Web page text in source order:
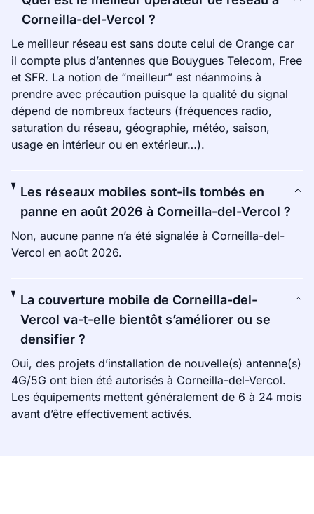
Corneilla-del-Vercol ?
Le meilleur réseau est sans doute celui de Orange car
il compte plus d’antennes que Bouygues Telecom, Free
et SFR. La notion de “meilleur” est néanmoins à
prendre avec précaution puisque la qualité du signal
dépend de nombreux facteurs (fréquences radio,
saturation du réseau, géographie, météo, saison,
usage en intérieur ou en extérieur…).
Les réseaux mobiles sont-ils tombés en
panne en août 2026 à Corneilla-del-Vercol ?
Non, aucune panne n’a été signalée à Corneilla-del-
Vercol en août 2026.
La couverture mobile de Corneilla-del-
Vercol va-t-elle bientôt s’améliorer ou se
densifier ?
Oui, des projets d’installation de nouvelle(s) antenne(s)
4G/5G ont bien été autorisés à Corneilla-del-Vercol.
Les équipements mettent généralement de 6 à 24 mois
avant d’être effectivement activés.